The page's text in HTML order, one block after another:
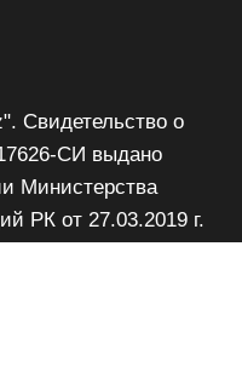
Свидетельство о
СИ выдано
Министерства
РК от 27.03.2019 г.